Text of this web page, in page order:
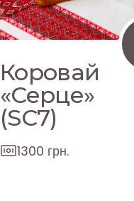
Коровай
«Серце»
(SC7)
1300 грн.